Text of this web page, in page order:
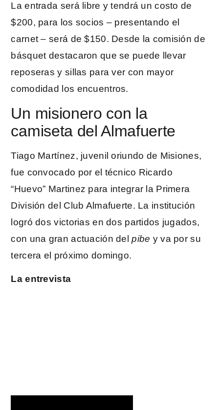
La entrada será libre y tendrá un costo de
$200, para los socios – presentando el
carnet – será de $150. Desde la comisión de
básquet destacaron que se puede llevar
reposeras y sillas para ver con mayor
comodidad los encuentros.
Un misionero con la
camiseta del Almafuerte
Tiago Martínez, juvenil oriundo de Misiones,
fue convocado por el técnico Ricardo
“Huevo” Martinez para integrar la Primera
División del Club Almafuerte. La institución
logró dos victorias en dos partidos jugados,
con una gran actuación delpibe y va por su
tercera el próximo domingo.
La entrevista